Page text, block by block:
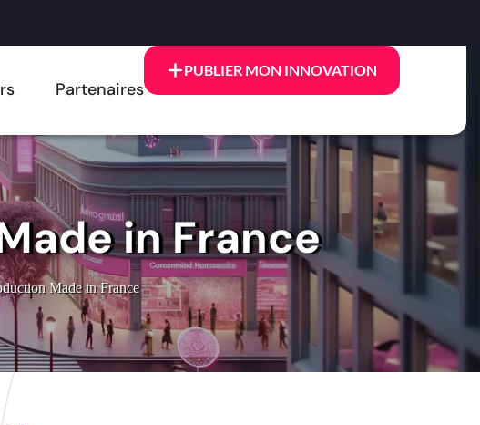
Partenaires
PUBLIER MON INNOVATION
in France
Made in France